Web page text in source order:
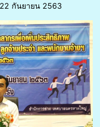
กันยายน 2563